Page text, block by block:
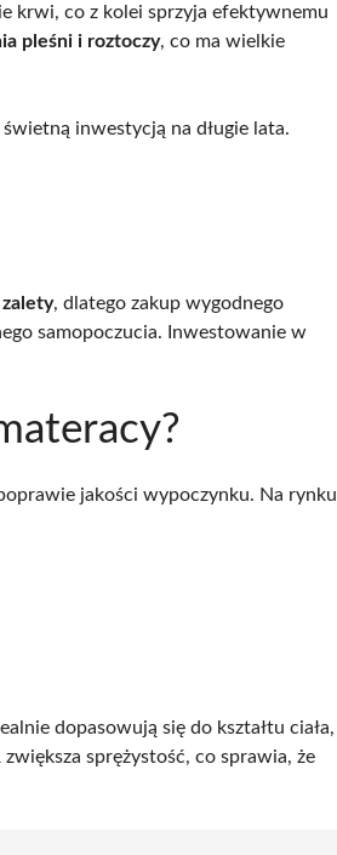
krwi, co z kolei sprzyja efektywnemu
pleśni i roztoczy, co ma wielkie
inwestycją na długie lata.
zalety, dlatego zakup wygodnego
samopoczucia. Inwestowanie w
jakości wypoczynku. Na rynku
dopasowują się do kształtu ciała,
sprężystość, co sprawia, że